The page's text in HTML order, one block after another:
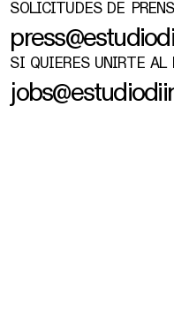
SOLICITUDES DE
press@estudiodi
SI QUIERES UNIRTE AL
jobs@estudiodiir